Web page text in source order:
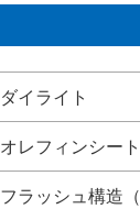
ダイライト
オレフィンシー
フラッシュ構造